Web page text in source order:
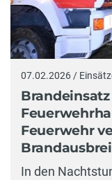
07.02.2026 /
Feuerwehr
In den